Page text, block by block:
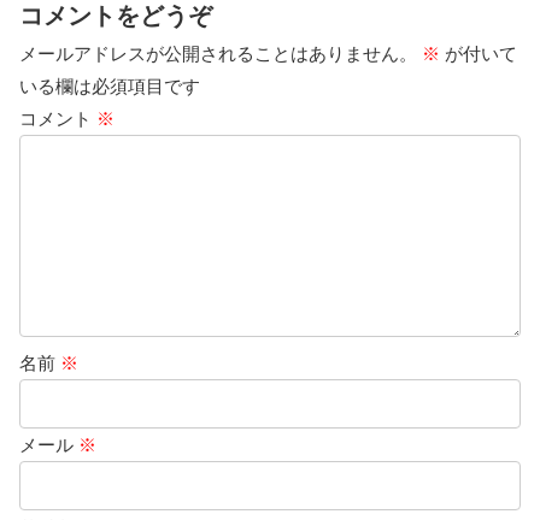
コメントをどうぞ
メールアドレスが公開されることはありません。 ※ が付いて
いる欄は必須項目です
コメント ※
名前 ※
メール ※